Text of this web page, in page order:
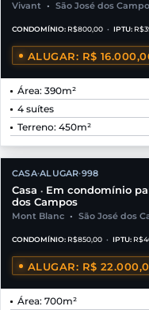
Vivant • São José dos
CONDOMÍNIO: R$800,00 • IPTU:
ALUGAR: R$
Área: 390m²
4 suítes
Terreno: 450m²
CASA•ALUGAR•998
Casa • Em condomínio
dos Campos
Mont Blanc • São José dos
CONDOMÍNIO: R$850,00 • IPTU:
ALUGAR: R$
Área: 700m²